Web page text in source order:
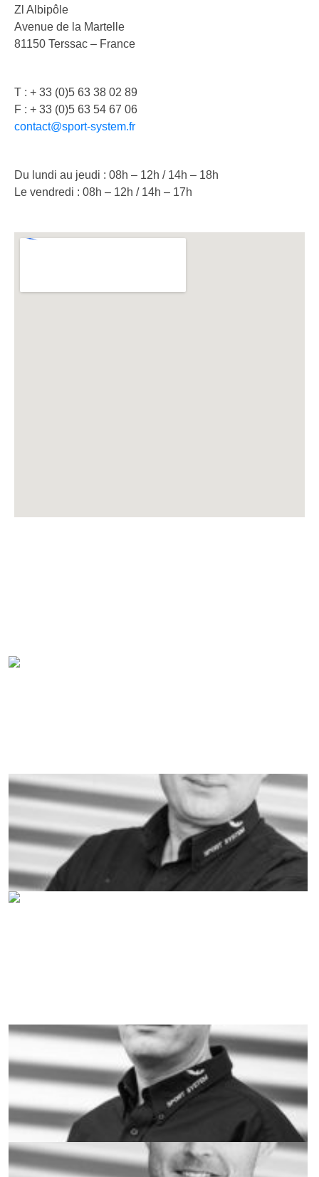
Zl Albipôle
Avenue de la Martelle
81150 Terssac – France
T : + 33 (0)5 63 38 02 89
F : + 33 (0)5 63 54 67 06
contact@sport-system.fr
Du lundi au jeudi : 08h – 12h / 14h – 18h
Le vendredi : 08h – 12h / 14h – 17h